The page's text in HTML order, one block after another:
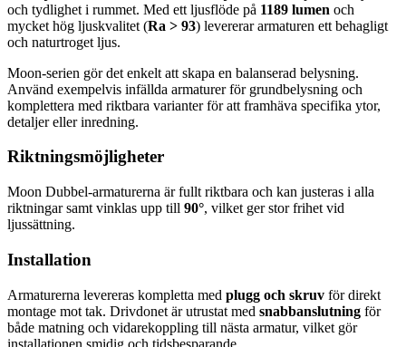
och tydlighet i rummet. Med ett ljusflöde på 1189 lumen och
mycket hög ljuskvalitet (Ra > 93) levererar armaturen ett behagligt
och naturtroget ljus.
Moon-serien gör det enkelt att skapa en balanserad belysning.
Använd exempelvis infällda armaturer för grundbelysning och
komplettera med riktbara varianter för att framhäva specifika ytor,
detaljer eller inredning.
Riktningsmöjligheter
Moon Dubbel-armaturerna är fullt riktbara och kan justeras i alla
riktningar samt vinklas upp till 90°, vilket ger stor frihet vid
ljussättning.
Installation
Armaturerna levereras kompletta med plugg och skruv för direkt
montage mot tak. Drivdonet är utrustat med snabbanslutning för
både matning och vidarekoppling till nästa armatur, vilket gör
installationen smidig och tidsbesparande.